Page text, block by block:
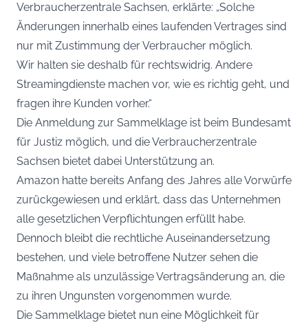
Verbraucherzentrale Sachsen, erklärte: „Solche
Änderungen innerhalb eines laufenden Vertrages sind
nur mit Zustimmung der Verbraucher möglich.
Wir halten sie deshalb für rechtswidrig. Andere
Streamingdienste machen vor, wie es richtig geht, und
fragen ihre Kunden vorher.“
Die Anmeldung zur Sammelklage ist beim Bundesamt
für Justiz möglich, und die Verbraucherzentrale
Sachsen bietet dabei Unterstützung an.
Amazon hatte bereits Anfang des Jahres alle Vorwürfe
zurückgewiesen und erklärt, dass das Unternehmen
alle gesetzlichen Verpflichtungen erfüllt habe.
Dennoch bleibt die rechtliche Auseinandersetzung
bestehen, und viele betroffene Nutzer sehen die
Maßnahme als unzulässige Vertragsänderung an, die
zu ihren Ungunsten vorgenommen wurde.
Die Sammelklage bietet nun eine Möglichkeit für